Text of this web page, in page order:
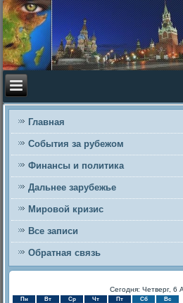
Главная
События за рубежом
Финансы и политика
Дальнее зарубежье
Мировой кризис
Все записи
Обратная связь
Сегодня: Четверг, 6
Пн Вт Ср Чт Пт Сб Вс